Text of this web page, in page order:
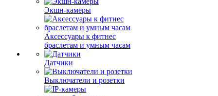
Экшн-камеры
Аксессуары к фитнес
браслетам и умным часам
Датчики
Выключатели и розетки